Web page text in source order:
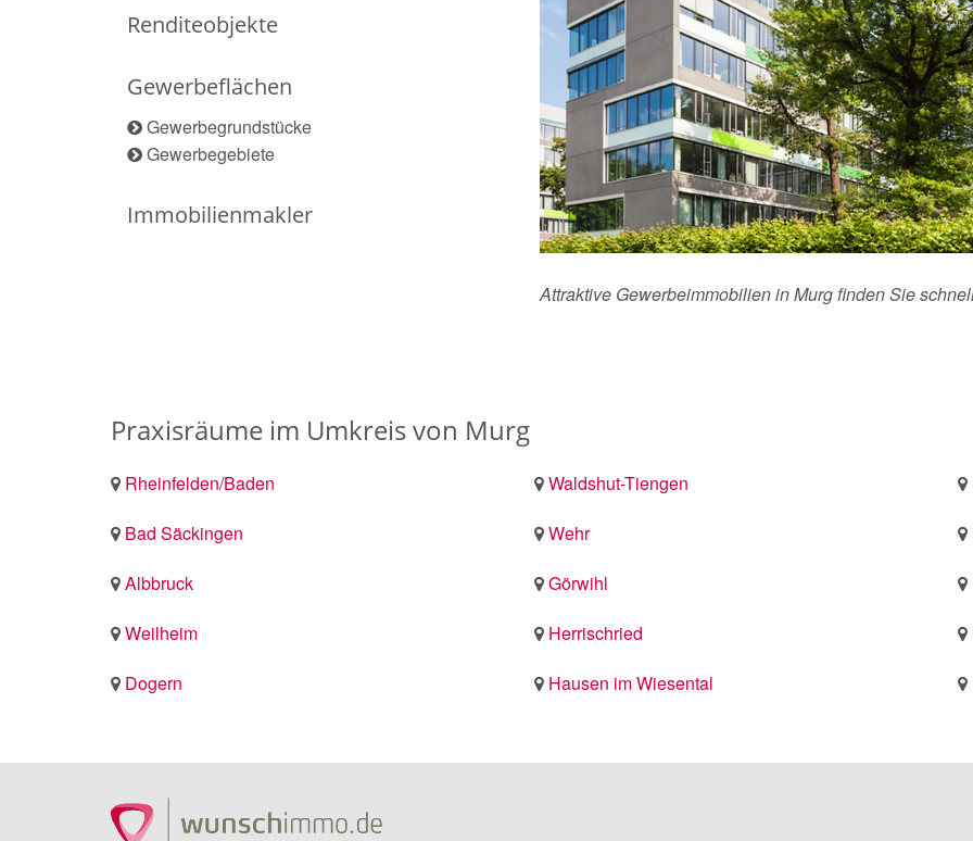
Renditeobjekte
Gewerbeflächen
Gewerbegrundstücke
Gewerbegebiete
Immobilienmakler
Attraktive Gewerbeimmobilien in Murg finden Sie
Praxisräume im Umkreis von Murg
Rheinfelden/Baden Waldshut-Tiengen
Bad Säckingen
Wehr
Albbruck
Görwihl
Weilheim
Herrischried
Dogern
Hausen im Wiesental